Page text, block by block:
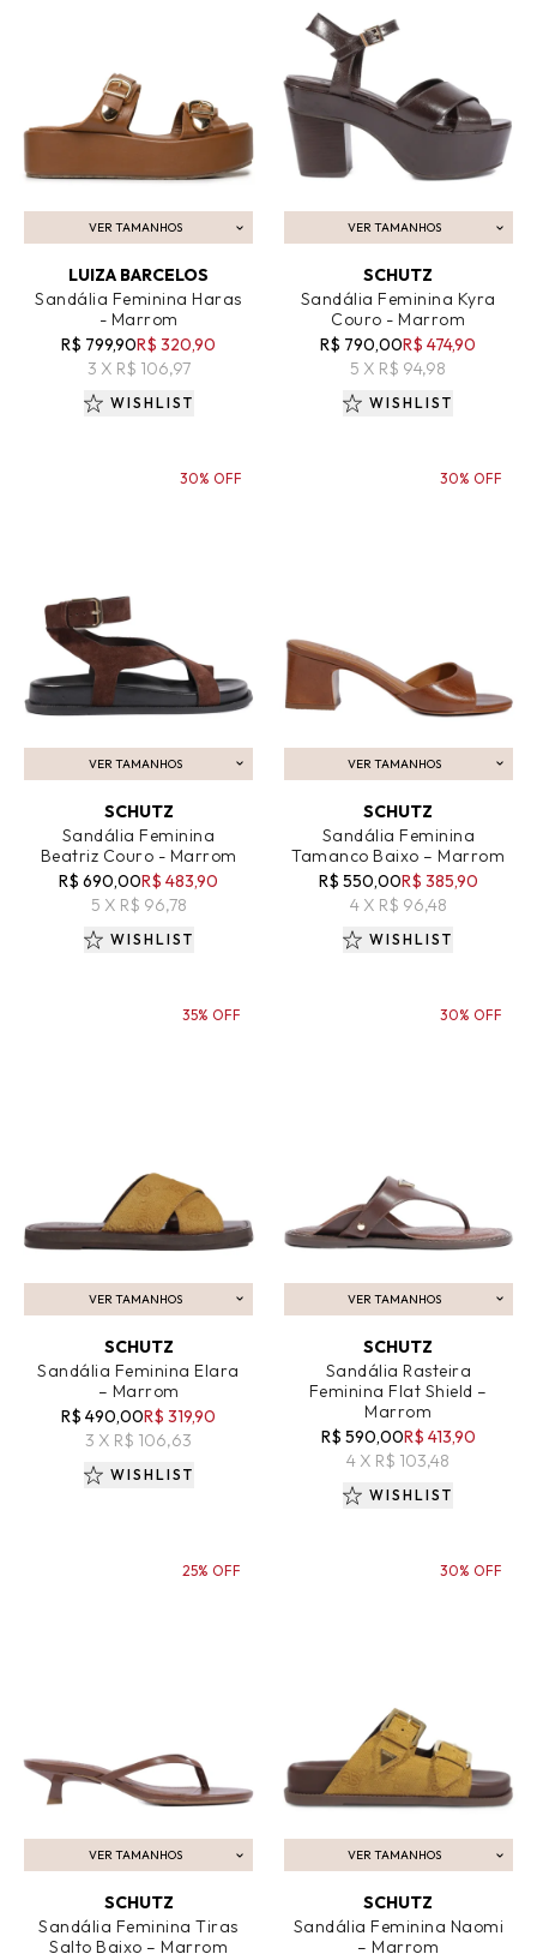
VER TAMANHOS
ADICIONAR AO CARRINHO
LUIZA BARCELOS
Sandália Feminina Haras
- Marrom
R$ 799,90R$ 320,90
3 X R$ 106,97
WISHLIST
VER TAMANHOS
ADICIONAR AO CARRINHO
SCHUTZ
Sandália Feminina Kyra
Couro - Marrom
R$ 790,00R$ 474,90
5 X R$ 94,98
WISHLIST
VER TAMANHOS
ADICIONAR AO CARRINHO
SCHUTZ
Sandália Feminina
Beatriz Couro - Marrom
R$ 690,00R$ 483,90
5 X R$ 96,78
30% OFF
WISHLIST
VER TAMANHOS
ADICIONAR AO CARRINHO
SCHUTZ
Sandália Feminina
Tamanco Baixo – Marrom
R$ 550,00R$ 385,90
4 X R$ 96,48
30% OFF
WISHLIST
VER TAMANHOS
ADICIONAR AO CARRINHO
SCHUTZ
Sandália Feminina Elara
– Marrom
R$ 490,00R$ 319,90
3 X R$ 106,63
35% OFF
WISHLIST
VER TAMANHOS
ADICIONAR AO CARRINHO
SCHUTZ
Sandália Rasteira
Feminina Flat Shield –
Marrom
R$ 590,00R$ 413,90
4 X R$ 103,48
30% OFF
WISHLIST
VER TAMANHOS
ADICIONAR AO CARRINHO
SCHUTZ
Sandália Feminina Tiras
Salto Baixo – Marrom
25% OFF
VER TAMANHOS
ADICIONAR AO CARRINHO
SCHUTZ
Sandália Feminina Naomi
– Marrom
30% OFF